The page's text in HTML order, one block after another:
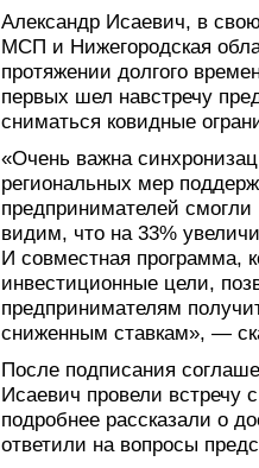
Александр Исаевич, в
МСП и Нижегородская
протяжении долгого
первых шел навстречу
сниматься ковидные
«Очень важна
региональных мер
предпринимателей
видим, что на 33%
И совместная программа,
инвестиционные цели,
предпринимателям
сниженным ставкам», —
После подписания
Исаевич провели встречу
подробнее рассказали о
ответили на вопросы